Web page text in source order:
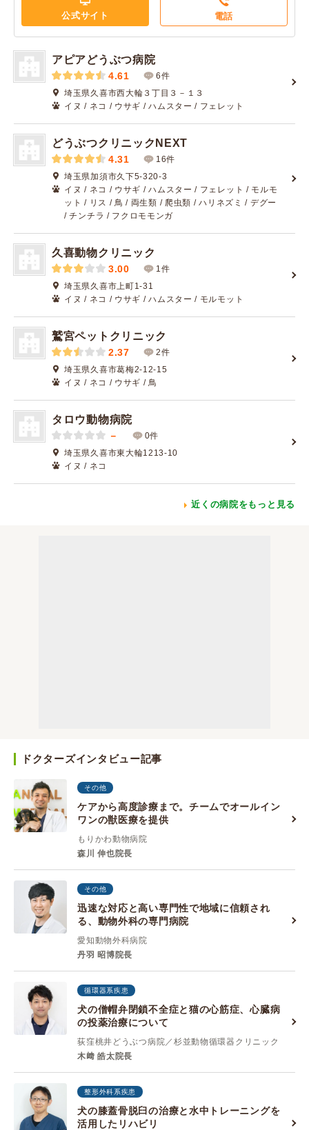
公式サイト 電話
アピアどうぶつ病院
4.61
6件
埼玉県久喜市西大輪３丁目３－１３
イヌ / ネコ / ウサギ / ハムスター / フェレット
どうぶつクリニックNEXT
4.31
16件
埼玉県加須市久下5-320-3
イヌ / ネコ / ウサギ / ハムスター / フェレット / モルモ
ット / リス / 鳥 / 両生類 / 爬虫類 / ハリネズミ / デグー
/ チンチラ / フクロモモンガ
久喜動物クリニック
3.00
1件
埼玉県久喜市上町1-31
イヌ / ネコ / ウサギ / ハムスター / モルモット
鷲宮ペットクリニック
2.37
2件
埼玉県久喜市葛梅2-12-15
イヌ / ネコ / ウサギ / 鳥
タロウ動物病院
－
0件
埼玉県久喜市東大輪1213-10
イヌ / ネコ
近くの病院をもっと見る
ドクターズインタビュー記事
その他
ケアから高度診療まで。チームでオールイン
ワンの獣医療を提供
もりかわ動物病院
森川 伸也院長
その他
迅速な対応と高い専門性で地域に信頼され
る、動物外科の専門病院
愛知動物外科病院
丹羽 昭博院長
循環器系疾患
犬の僧帽弁閉鎖不全症と猫の心筋症、心臓病
の投薬治療について
荻窪桃井どうぶつ病院／杉並動物循環器クリニック
木﨑 皓太院長
整形外科系疾患
犬の膝蓋骨脱臼の治療と水中トレーニングを
活用したリハビリ